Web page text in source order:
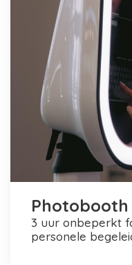
Photobooth
3 uur onbeperkt foto's maken en printen +
personele